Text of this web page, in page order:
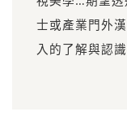
士或產業門外
入的了解與認識